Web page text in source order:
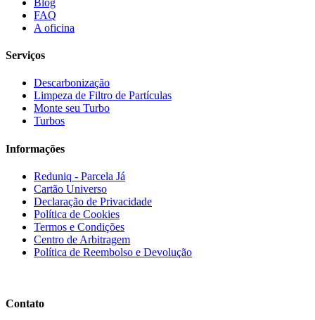
FAQ
A oficina
Serviços
Descarbonização
Limpeza de Filtro de Partículas
Monte seu Turbo
Turbos
Informações
Reduniq - Parcela Já
Cartão Universo
Declaração de Privacidade
Política de Cookies
Termos e Condições
Centro de Arbitragem
Política de Reembolso e Devolução
Contato